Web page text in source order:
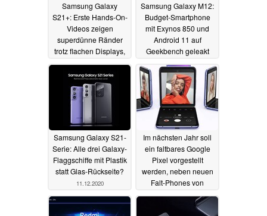
Samsung Galaxy
S21+: Erste Hands-On-
Videos zeigen
superdünne Ränder
trotz flachen Displays,
matte Rückseite und
einen Vergleich mit
Apples iPhone 12 Pro
12.12.2020
Samsung Galaxy M12:
Budget-Smartphone
mit Exynos 850 und
Android 11 auf
Geekbench geleakt
11.12.2020
Samsung Galaxy S21-
Serie: Alle drei Galaxy-
Flaggschiffe mit Plastik
statt Glas-Rückseite?
11.12.2020
Im nächsten Jahr soll
ein faltbares Google
Pixel vorgestellt
werden, neben neuen
Falt-Phones von
Xiaomi, Vivo und Oppo